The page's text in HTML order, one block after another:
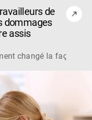
de
dommages
assis
changé la façon